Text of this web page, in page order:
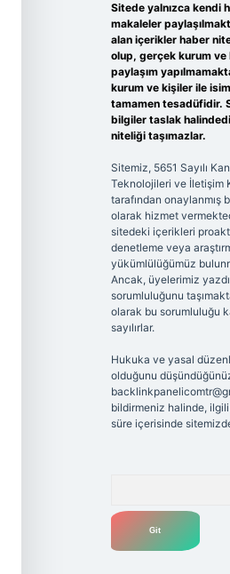
Sitede yalnızca kendi
makaleler
alan içerikler haber
olup, gerçek kurum ve
paylaşım
kurum ve kişiler ile
tamamen tesadüfidir.
bilgiler taslak
niteliği taşımazlar.
Sitemiz, 5651 Sayılı
Teknolojileri ve İletişim
tarafından onaylanmış
olarak hizmet
sitedeki içerikleri
denetleme veya
yükümlülüğümüz
Ancak, üyelerimiz
sorumluluğunu
olarak bu sorumluluğu
sayılırlar.
Hukuka ve yasal
olduğunu
bildirmeniz halinde,
süre içerisinde